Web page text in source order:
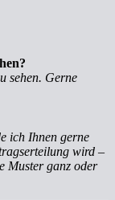
sehen. Gerne
ich Ihnen gerne
wird –
Muster ganz oder